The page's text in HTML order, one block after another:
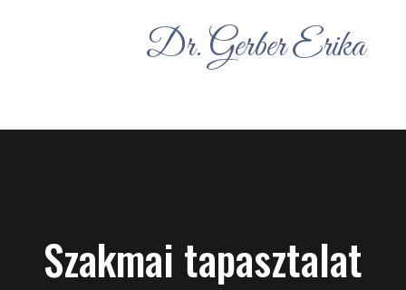
Dr. Gerber Erika
Szakmai tapasztalat